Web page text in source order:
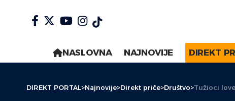
NASLOVNA NAJNOVIJE DIREKT
DIREKT PORTAL>Najnovije>Direkt priče>Društvo>Tužioci